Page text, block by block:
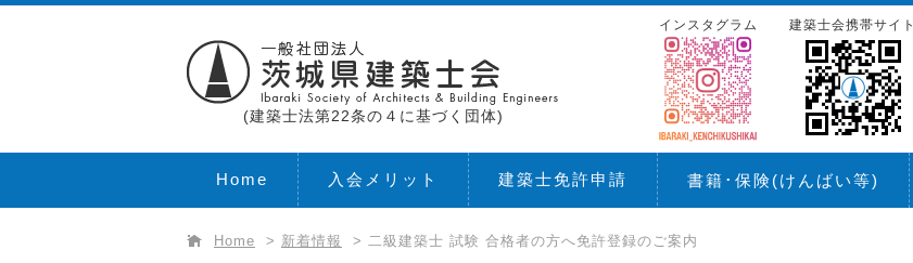
(建築士法第22条の４に基づく団体)
建築士会携帯サイト
インスタグラム
Home 入会メリット 建築士免許申請 書籍･保険(けんばい等)
Home > 新着情報 > 二級建築士 試験 合格者の方へ免許登録のご案内